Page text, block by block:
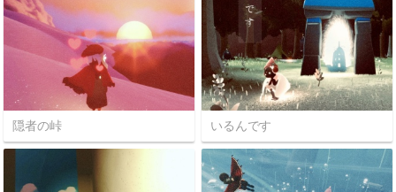
隠者の峠 いるんです